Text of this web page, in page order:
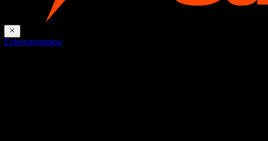
Entrenamientos